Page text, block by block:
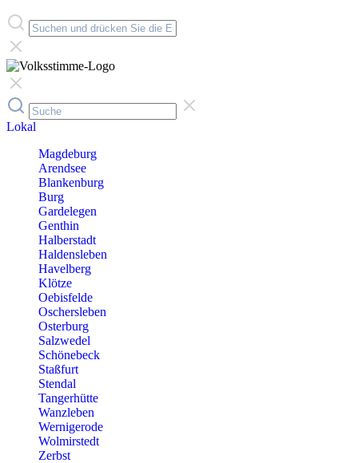
Lokal
Magdeburg
Arendsee
Blankenburg
Burg
Gardelegen
Genthin
Halberstadt
Haldensleben
Havelberg
Klötze
Oebisfelde
Oschersleben
Osterburg
Salzwedel
Schönebeck
Staßfurt
Stendal
Tangerhütte
Wanzleben
Wernigerode
Wolmirstedt
Zerbst